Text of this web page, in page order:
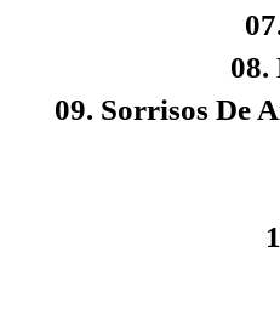
09. Sorrisos De